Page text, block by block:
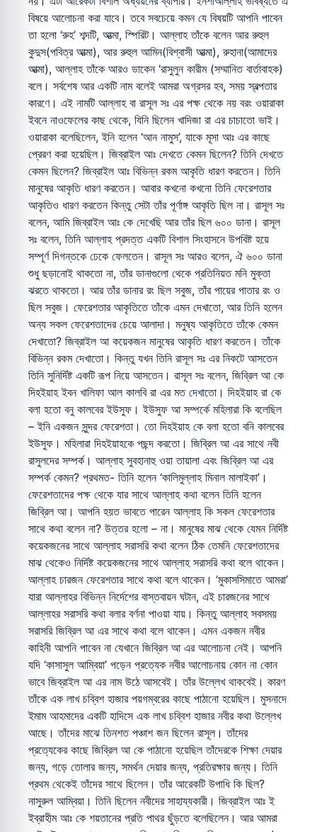
বিষয়ে আলোচনা করা যাবে। তবে সবচেয়ে কমন যে বিষয়টি আপনি পাবেন
তা হলো ‘রুহ’ শব্দটি, আত্মা, স্পিরিট। আল্লাহ তাঁকে বলেন আর রুহুল
কুদুস(পবিত্র আত্মা), আর রুহুল আমিন(বিশ্বাসী আত্মা), রুহানা(আমাদের
আত্মা), আল্লাহ তাঁকে আরও ডাকেন ‘রাসুলুন কারীম (সম্মানিত বার্তাবাহক)
বলে। সর্বশেষ আর একটি নাম বলেই আমরা অগ্রসর হব, সময় স্বল্পতার
কারণে। এই নামটি আল্লাহ বা রাসূল সঃ এর পক্ষ থেকে নয় বরং ওয়ারাকা
ইবনে নাওফেলের কাছ থেকে, যিনি ছিলেন খাদিজা রা এর চাচাতো ভাই।
ওয়ারাকা বলেছিলেন, ইনি হলেন ‘আন নামুস’, যাকে মূসা আঃ এর কাছে
প্রেরণ করা হয়েছিল। জিব্রাইল আঃ দেখতে কেমন ছিলেন? তিনি দেখতে
কেমন ছিলেন? জিব্রাইল আঃ বিভিন্ন রকম আকৃতি ধারণ করতেন। তিনি
মানুষের আকৃতি ধারণ করতেন। আবার কখনো কখনো তিনি ফেরেশতার
আকৃতিও ধারণ করতেন কিন্তু সেটা তাঁর পূর্ণাঙ্গ আকৃতি ছিল না। রাসূল সঃ
বলেন, আমি জিব্রাইল আঃ কে দেখেছি আর তাঁর ছিল ৬০০ ডানা। রাসূল
সঃ বলেন, তিনি আল্লাহ প্রদত্ত একটি বিশাল সিংহাসনে উপবিষ্ট হয়ে
সম্পূর্ণ দিগন্তকে ঢেকে ফেলতেন। রাসূল সঃ আরও বলেন, ঐ ৬০০ ডানা
শুধু ছড়ানোই থাকতো না, তাঁর ডানাগুলো থেকে প্রতিনিয়ত মনি মুক্তা
ঝরতে থাকতো। আর তাঁর ডানার রং ছিল সবুজ, তাঁর পায়ের পাতার রং ও
ছিল সবুজ। ফেরেশতার আকৃতিতে তাঁকে এমন দেখাতো, আর তিনি হলেন
অন্য সকল ফেরেশতাদের চেয়ে আলাদা। মনুষ্য আকৃতিতে তাঁকে কেমন
দেখাতো? জিব্রাইল আ কয়েকজন মানুষের আকৃতি ধারণ করতেন। তাঁকে
বিভিন্ন রকম দেখাতো। কিন্তু যখন তিনি রাসূল সঃ এর নিকটে আসতেন
তিনি সুনির্দিষ্ট একটি রূপ নিয়ে আসতেন। রাসূল সঃ বলেন, জিব্রিল আ কে
দিহইয়াহ ইবন খালিফা আল কালবি রা এর মত দেখাতো। দিহইয়াহ রা কে
বলা হতো বনু কালবের ইউসুফ। ইউসুফ আ সম্পর্কে মহিলারা কি বলেছিল
– ইনি একজন সুন্দর ফেরেশতা। তো দিহইয়াহ কে বলা হতো বনি কালবের
ইউসুফ। মহিলারা দিহইয়াহকে পছন্দ করতো। জিব্রিল আ এর সাথে নবী
রাসুলদের সম্পর্ক। আল্লাহ সুবহানাহু ওয়া তায়ালা এবং জিব্রিল আ এর
সম্পর্ক কেমন? প্রথমত- তিনি হলেন ‘কালিমুল্লাহ মিনাল মালাইকা’।
ফেরেশতাদের পক্ষ থেকে যার সাথে আল্লাহ কথা বলেন তিনি হলেন
জিব্রিল আ। আপনি হয়ত ভাবতে পারেন আল্লাহ কি সকল ফেরেশতার
সাথে কথা বলেন না? উত্তর হলো – না। মানুষের মাঝ থেকে যেমন নির্দিষ্ট
কয়েকজনের সাথে আল্লাহ সরাসরি কথা বলেন ঠিক তেমনি ফেরেশতাদের
মাঝ থেকেও নির্দিষ্ট কয়েকজনের সাথে আল্লাহ সরাসরি কথা বলে থাকেন।
আল্লাহ চারজন ফেরেশতার সাথে কথা বলে থাকেন। ‘মুকাসসিমাতে আমরা’
যারা আল্লাহর বিভিন্ন নির্দেশের বাস্তবায়ন ঘটান, এই চারজনের সাথে
আল্লাহর সরাসরি কথা বলার বর্ণনা পাওয়া যায়। কিন্তু আল্লাহ সবসময়
সরাসরি জিব্রিল আ এর সাথে কথা বলে থাকেন। এমন একজন নবীর
কাহিনী আপনি পাবেন না যেখানে জিব্রিল আ এর আলোচনা নেই। আপনি
যদি ‘কাসাসুল আম্বিয়া’ পড়েন প্রত্যেক নবীর আলোচনায় কোন না কোন
ভাবে জিব্রাইল আ এর নাম উঠে আসবেই। তাঁর উল্লেখ থাকবেই। কারণ
তাঁকে এক লাখ চব্বিশ হাজার পয়গম্বরের কাছে পাঠানো হয়েছিল। মুসনাদে
ইমাম আহমাদের একটি হাদিসে এক লাখ চব্বিশ হাজার নবীর কথা উল্লেখ
আছে। তাঁদের মাঝে তিনশত পঞ্চাশ জন ছিলেন রাসূল। তাঁদের
প্রত্যেকের কাছে জিব্রিল আ কে পাঠানো হয়েছিল তাঁদেরকে শিক্ষা দেয়ার
জন্য, গড়ে তোলার জন্য, সমর্থন দেয়ার জন্য, প্রতিরক্ষার জন্য। তিনি
প্রথম থেকেই তাঁদের সাথে ছিলেন। তাঁর আরেকটি উপাধি কি ছিল?
নাসুরুল আম্বিয়া। তিনি ছিলেন নবীদের সাহায্যকারী। জিব্রাইল আঃ ই
ইব্রাহীম আঃ কে শয়তানের প্রতি পাথর ছুঁড়তে বলেছিলেন। আর আমরা